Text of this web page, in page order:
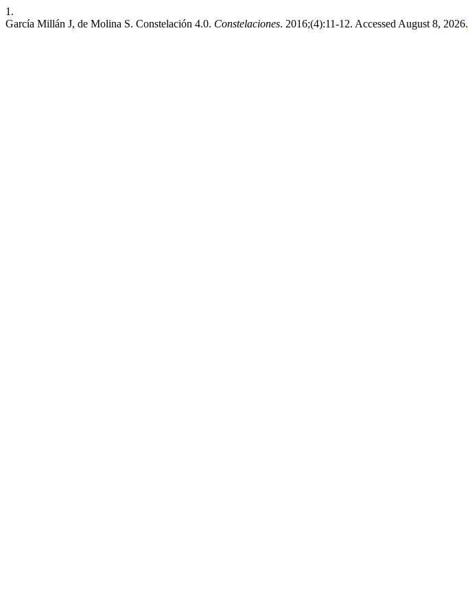
1.
García Millán J, de Molina S. Constelación 4.0. Constelaciones. 2016;(4):11-12. Accessed August 8, 2026.